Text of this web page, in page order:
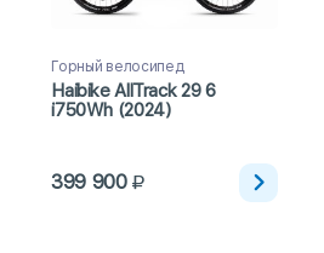
Горный велосипед
Haibike AllTrack 29 6
i750Wh (2024)
399 900